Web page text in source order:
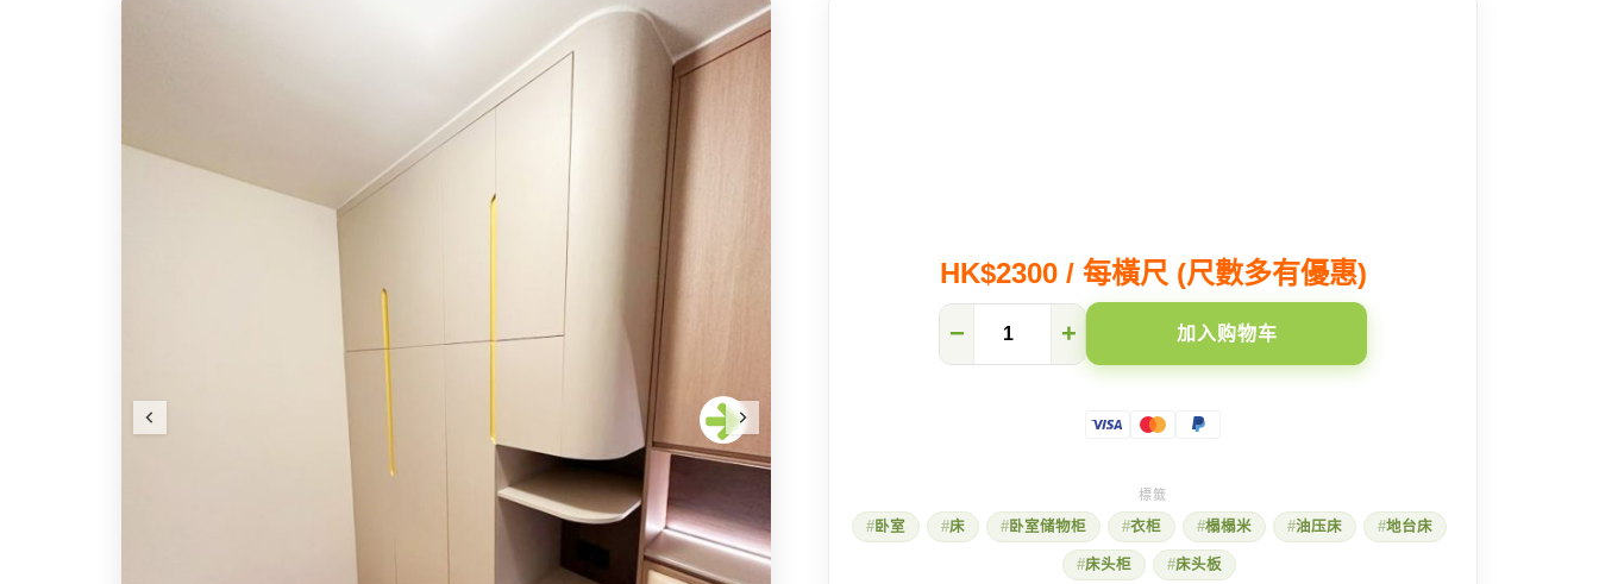
HK$2300 / 每橫尺 (尺數多有優惠)
房
计
数
− + 加入购物车
卧室 床 卧室储物柜 衣柜 榻榻米 油压床 地台床
床头柜 床头板